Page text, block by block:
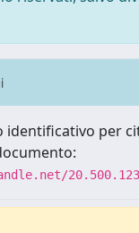
identificativo per